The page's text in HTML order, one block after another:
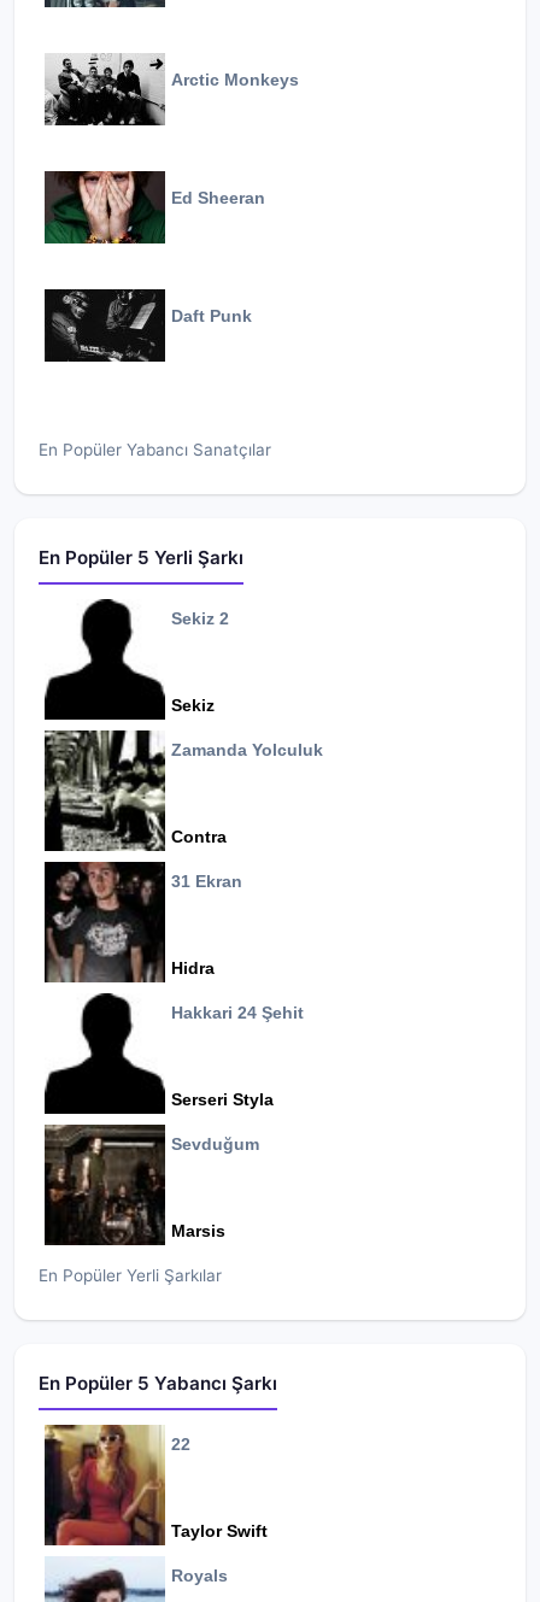
Arctic Monkeys
Ed Sheeran
Daft Punk
En Popüler Yabancı Sanatçılar
En Popüler 5 Yerli Şarkı
Sekiz 2
Sekiz
Zamanda Yolculuk
Contra
31 Ekran
Hidra
Hakkari 24 Şehit
Serseri Styla
Sevduğum
Marsis
En Popüler Yerli Şarkılar
En Popüler 5 Yabancı Şarkı
22
Taylor Swift
Royals